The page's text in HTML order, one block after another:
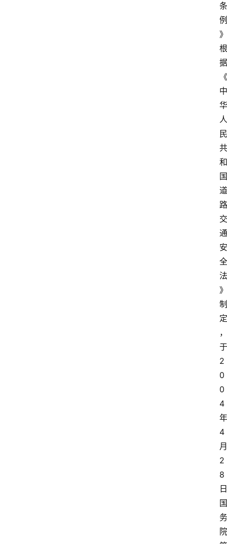
条
例
》
根
据
《
中
华
人
民
共
和
国
道
路
交
通
安
全
法
》
制
定
，
于
2
0
0
4
年
4
月
2
8
日
国
务
院